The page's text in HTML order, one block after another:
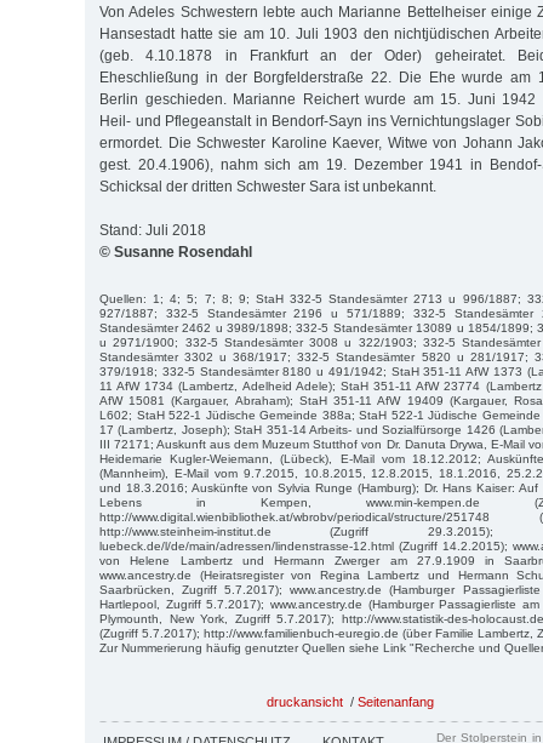
Von Adeles Schwestern lebte auch Marianne Bettelheiser einige
Hansestadt hatte sie am 10. Juli 1903 den nichtjüdischen
(geb. 4.10.1878 in Frankfurt an der Oder) geheiratet.
Eheschließung in der Borgfelderstraße 22. Die Ehe wurde am
Berlin geschieden. Marianne Reichert wurde am 15. Juni 1942
Heil- und Pflegeanstalt in Bendorf-Sayn ins Vernichtungslager
ermordet. Die Schwester Karoline Kaever, Witwe von Johann
gest. 20.4.1906), nahm sich am 19. Dezember 1941 in
Schicksal der dritten Schwester Sara ist unbekannt.
Stand: Juli 2018
© Susanne Rosendahl
Quellen: 1; 4; 5; 7; 8; 9; StaH 332-5 Standesämter 2713 u 996/1887;
927/1887; 332-5 Standesämter 2196 u 571/1889; 332-5
Standesämter 2462 u 3989/1898; 332-5 Standesämter 13089 u 1854/1899;
u 2971/1900; 332-5 Standesämter 3008 u 322/1903; 332-5
Standesämter 3302 u 368/1917; 332-5 Standesämter 5820 u 281/1917;
379/1918; 332-5 Standesämter 8180 u 491/1942; StaH 351-11 AfW 1373
11 AfW 1734 (Lambertz, Adelheid Adele); StaH 351-11 AfW 23774
AfW 15081 (Kargauer, Abraham); StaH 351-11 AfW 19409 (Kargauer,
L602; StaH 522-1 Jüdische Gemeinde 388a; StaH 522-1 Jüdische
17 (Lambertz, Joseph); StaH 351-14 Arbeits- und Sozialfürsorge 1426
III 72171; Auskunft aus dem Muzeum Stutthof von Dr. Danuta Drywa, E-Mail
Heidemarie Kugler-Weiemann, (Lübeck), E-Mail vom 18.12.2012;
(Mannheim), E-Mail vom 9.7.2015, 10.8.2015, 12.8.2015, 18.1.2016,
und 18.3.2016; Auskünfte von Sylvia Runge (Hamburg); Dr. Hans Kaiser:
Lebens in Kempen, www.min-kempen.de
http://www.digital.wienbibliothek.at/wbrobv/periodical/structure/
http://www.steinheim-institut.de (Zugriff 29.3.2015);
luebeck.de/l/de/main/adressen/lindenstrasse-12.html (Zugriff 14.2.2015);
von Helene Lambertz und Hermann Zwerger am 27.9.1909 in
www.ancestry.de (Heiratsregister von Regina Lambertz und Hermann
Saarbrücken, Zugriff 5.7.2017); www.ancestry.de (Hamburger
Hartlepool, Zugriff 5.7.2017); www.ancestry.de (Hamburger Passagierliste
Plymounth, New York, Zugriff 5.7.2017); http://www.statistik-des-
(Zugriff 5.7.2017); http://www.familienbuch-euregio.de (über Familie Lambertz,
Zur Nummerierung häufig genutzter Quellen siehe Link "Recherche und
druckansicht / Seitenanfang
Der Stolperstein